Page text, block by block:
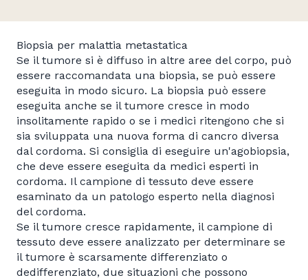
Biopsia per malattia metastatica
Se il tumore si è diffuso in altre aree del corpo, può
essere raccomandata una biopsia, se può essere
eseguita in modo sicuro. La biopsia può essere
eseguita anche se il tumore cresce in modo
insolitamente rapido o se i medici ritengono che si
sia sviluppata una nuova forma di cancro diversa
dal cordoma. Si consiglia di eseguire un'agobiopsia,
che deve essere eseguita da medici esperti in
cordoma. Il campione di tessuto deve essere
esaminato da un patologo esperto nella diagnosi
del cordoma.
Se il tumore cresce rapidamente, il campione di
tessuto deve essere analizzato per determinare se
il tumore è scarsamente differenziato o
dedifferenziato, due situazioni che possono